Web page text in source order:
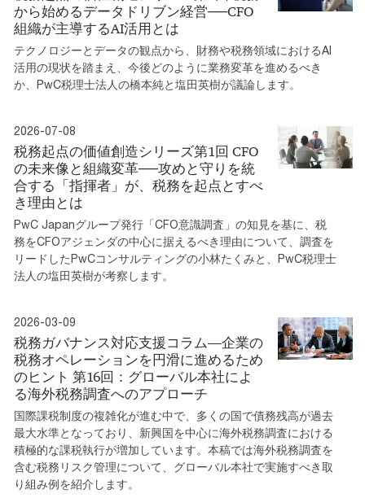
から始めるデータドリブン経営──CFO
組織が主導するAI活用とは
テクノロジーとデータの観点から、財務や税務領域におけるAI
活用の現状を踏まえ、今後どのように業務変革を進めるべき
か、PwC税理士法人の橋本純と塩田英樹が議論します。
2026-07-08
税務起点の価値創造シリーズ第1回 CFO
の未来像と組織変革──攻めと守りを統
合する「指揮者」が、税務を起点とすべ
き理由とは
PwC Japanグループ発行「CFO意識調査」の知見を基に、税
務をCFOアジェンダの中心に据えるべき理由について、調査を
リードしたPwCコンサルティングの小林たくみと、PwC税理士
法人の塩田英樹が考察します。
2026-03-09
税務ガバナンス対応支援コラム―企業の
税務オペレーションを円滑に進めるため
のヒント 第16回：グローバル本社によ
る海外税務調査へのアプローチ
国際課税制度の複雑化が進む中で、多くの国で債務残高が過去
最大水準となっており、新興国を中心に海外税務調査における
積極的な課税執行が増加しています。本稿では海外税務調査を
含む税務リスク管理について、グローバル本社で実施すべき取
り組み例を紹介します。